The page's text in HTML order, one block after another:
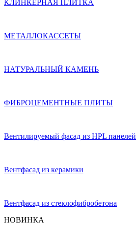
КЛИНКЕРНАЯ ПЛИТКА
МЕТАЛЛОКАССЕТЫ
НАТУРАЛЬНЫЙ КАМЕНЬ
ФИБРОЦЕМЕНТНЫЕ ПЛИТЫ
Вентилируемый фасад из HPL панелей
Вентфасад из керамики
Вентфасад из стеклофибробетона
НОВИНКА